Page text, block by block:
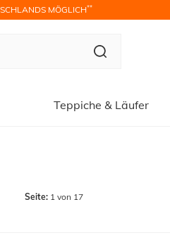
MÖGLICH**
Teppiche & Läufer
Seite:1 von 17